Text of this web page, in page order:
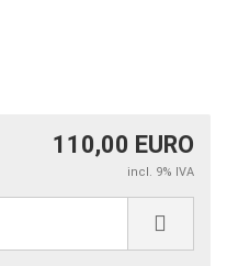
110,00 EURO
incl. 9% IVA